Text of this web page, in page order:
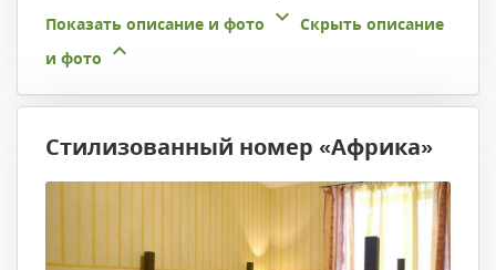
Показать описание и фото
Скрыть описание
и фото
Стилизованный номер «Африка»